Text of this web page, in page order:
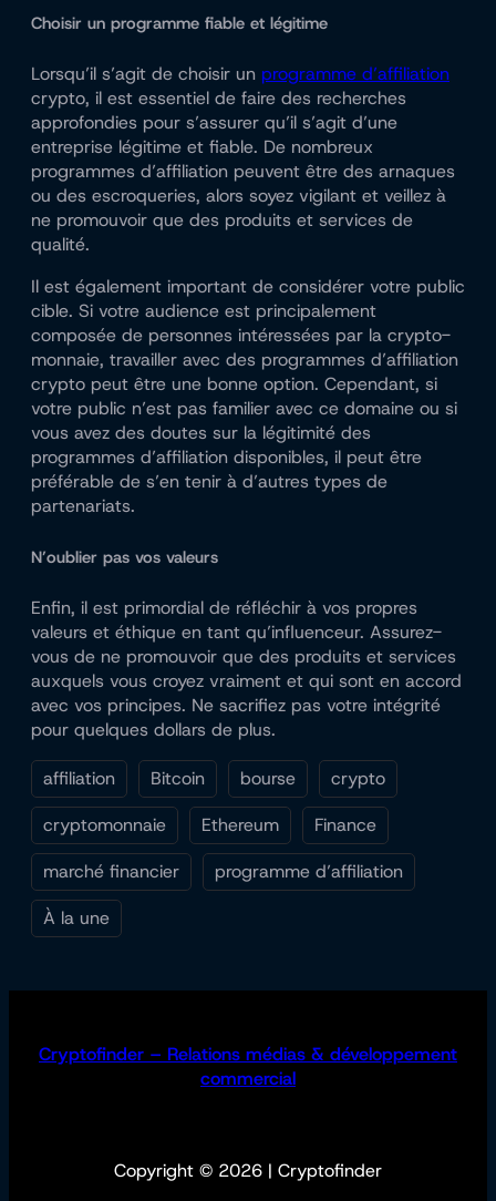
Choisir un programme fiable et légitime
Lorsqu’il s’agit de choisir un programme d’affiliation
crypto, il est essentiel de faire des recherches
approfondies pour s’assurer qu’il s’agit d’une
entreprise légitime et fiable. De nombreux
programmes d’affiliation peuvent être des arnaques
ou des escroqueries, alors soyez vigilant et veillez à
ne promouvoir que des produits et services de
qualité.
Il est également important de considérer votre public
cible. Si votre audience est principalement
composée de personnes intéressées par la crypto-
monnaie, travailler avec des programmes d’affiliation
crypto peut être une bonne option. Cependant, si
votre public n’est pas familier avec ce domaine ou si
vous avez des doutes sur la légitimité des
programmes d’affiliation disponibles, il peut être
préférable de s’en tenir à d’autres types de
partenariats.
N’oublier pas vos valeurs
Enfin, il est primordial de réfléchir à vos propres
valeurs et éthique en tant qu’influenceur. Assurez-
vous de ne promouvoir que des produits et services
auxquels vous croyez vraiment et qui sont en accord
avec vos principes. Ne sacrifiez pas votre intégrité
pour quelques dollars de plus.
affiliation Bitcoin bourse
crypto
cryptomonnaie
Ethereum
Finance
marché financier
programme d’affiliation
À la une
Cryptofinder – Relations médias & développement
commercial
Copyright © 2026 | Cryptofinder